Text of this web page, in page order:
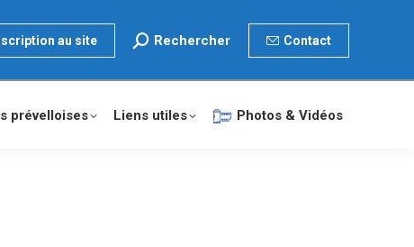
au site Search:
Rechercher Contact
prévelloises Liens utiles Photos & Vidéos